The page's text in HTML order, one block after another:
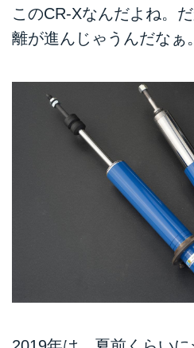
このCR-Xなんだよね。
離が進んじゃうんだなぁ。